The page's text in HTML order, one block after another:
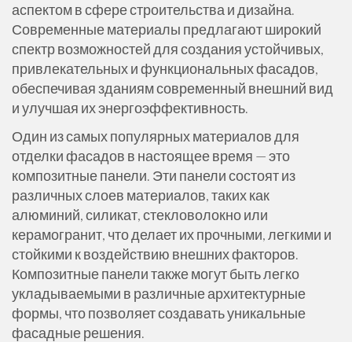
аспектом в сфере строительства и дизайна.
Современные материалы предлагают широкий
спектр возможностей для создания устойчивых,
привлекательных и функциональных фасадов,
обеспечивая зданиям современный внешний вид
и улучшая их энергоэффективность.
Один из самых популярных материалов для
отделки фасадов в настоящее время — это
композитные панели. Эти панели состоят из
различных слоев материалов, таких как
алюминий, силикат, стекловолокно или
керамогранит, что делает их прочными, легкими и
стойкими к воздействию внешних факторов.
Композитные панели также могут быть легко
укладываемыми в различные архитектурные
формы, что позволяет создавать уникальные
фасадные решения.